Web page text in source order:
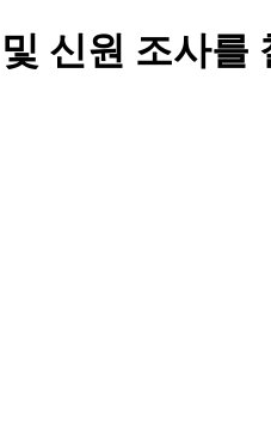
신원 조사를